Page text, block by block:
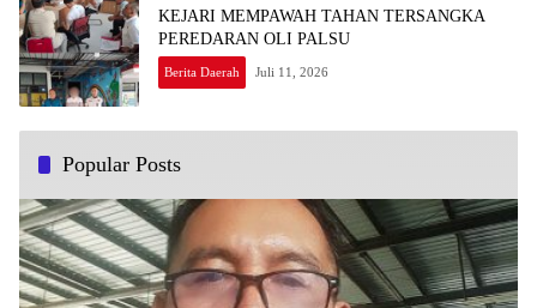
KEJARI MEMPAWAH TAHAN TERSANGKA
PEREDARAN OLI PALSU
Berita Daerah Juli 11, 2026
Popular Posts